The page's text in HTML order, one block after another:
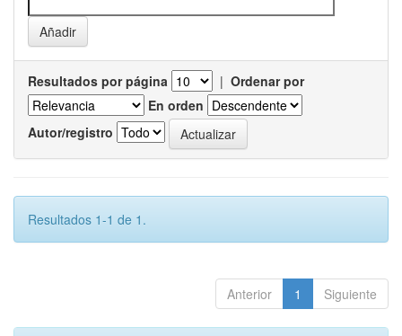
Resultados por página | Ordenar por
En orden
Autor/registro
Resultados 1-1 de 1.
Anterior 1 Siguiente